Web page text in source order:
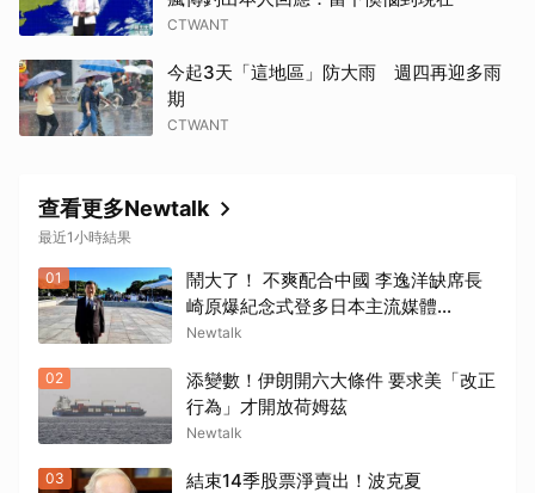
CTWANT
今起3天「這地區」防大雨 週四再迎多雨
期
CTWANT
查看更多Newtalk
最近1小時結果
01
鬧大了！ 不爽配合中國 李逸洋缺席長
崎原爆紀念式登多日本主流媒體...
Newtalk
02
添變數！伊朗開六大條件 要求美「改正
行為」才開放荷姆茲
Newtalk
03
結束14季股票淨賣出！波克夏